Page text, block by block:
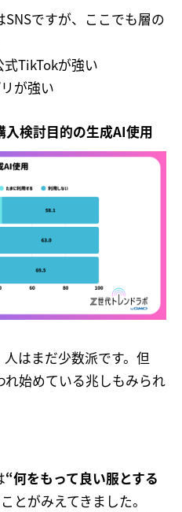
ですが、ここでも層の
式TikTokが強い
が強い
入検討目的の生成AI使用
はまだ少数派です。但
れ始めている兆しもみられ
“何をもって良い服とする
とがみえてきました。